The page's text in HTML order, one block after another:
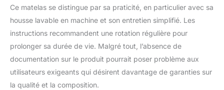
respirant. La housse
Ultra-Dry lavable
évacue l'humidité,
évitant la transpiration
et garantissant un
sommeil sec et
confortable. Mousse à
mémoire de forme
Ce matelas se distingue par sa praticité, en particulier avec sa
housse lavable en machine et son entretien simplifié. Les
instructions recommandent une rotation régulière pour
prolonger sa durée de vie. Malgré tout, l’absence de
documentation sur le produit pourrait poser problème aux
utilisateurs exigeants qui désirent davantage de garanties sur
la qualité et la composition.